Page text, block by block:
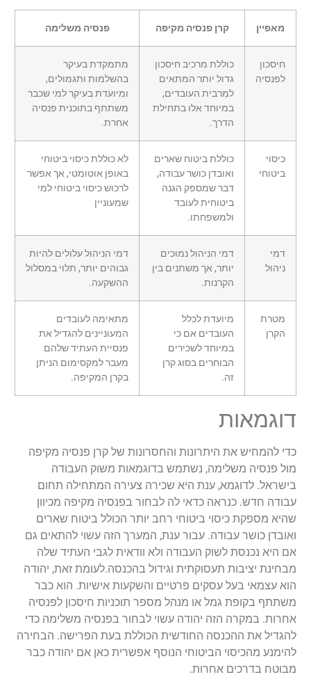
מאפיין קרן פנסיה מקיפה פנסיה משלימה
חיסכון
לפנסיה
כוללת מרכיב חיסכון
גדול יותר המתאים
למרבית העובדים,
במיוחד אלו בתחילת
הדרך.
מתמקדת בעיקר
בהשלמות ותגמולים,
ומיועדת בעיקר למי שכבר
משתתף בתוכנית פנסיה
אחרת.
כיסוי
ביטוחי
כוללת ביטוח שארים
ואובדן כושר עבודה,
דבר שמספק הגנה
ביטוחית לעובד
ולמשפחתו.
לא כוללת כיסוי ביטוחי
באופן אוטומטי, אך אפשר
לרכוש כיסוי ביטוחי למי
שמעוניין
דמי
ניהול
דמי הניהול נמוכים
יותר, אך משתנים בין
הקרנות.
דמי הניהול עלולים להיות
גבוהים יותר, תלוי במסלול
ההשקעה.
מטרת
הקרן
מיועדת לכלל
העובדים אם כי
במיוחד לשכירים
הבוחרים בסוג קרן
זה.
מתאימה לעובדים
המעוניינים להגדיל את
פנסיית העתיד שלהם
מעבר למקסימום הניתן
בקרן המקיפה.
דוגמאות
כדי להמחיש את היתרונות והחסרונות של קרן פנסיה מקיפה
מול פנסיה משלימה, נשתמש בדוגמאות משוק העבודה
בישראל. לדוגמא, ענת היא שכירה צעירה המתחילה תחום
עבודה חדש. כנראה כדאי לה לבחור בפנסיה מקיפה מכיוון
שהיא מספקת כיסוי ביטוחי רחב יותר הכולל ביטוח שארים
ואובדן כושר עבודה. עבור ענת, המערך הזה עשוי להתאים גם
אם היא נכנסת לשוק העבודה ולא וודאית לגבי העתיד שלה
מבחינת יציבות תעסוקתית וגידול בהכנסה.לעומת זאת, יהודה
הוא עצמאי בעל עסקים פרטיים והשקעות אישיות. הוא כבר
משתתף בקופת גמל או מנהל מספר תוכניות חיסכון לפנסיה
אחרות. במקרה הזה יהודה עשוי לבחור בפנסיה משלימה כדי
להגדיל את ההכנסה החודשית הכוללת בעת הפרישה. הבחירה
להימנע מהכיסוי הביטוחי הנוסף אפשרית כאן אם יהודה כבר
מבוטח בדרכים אחרות.